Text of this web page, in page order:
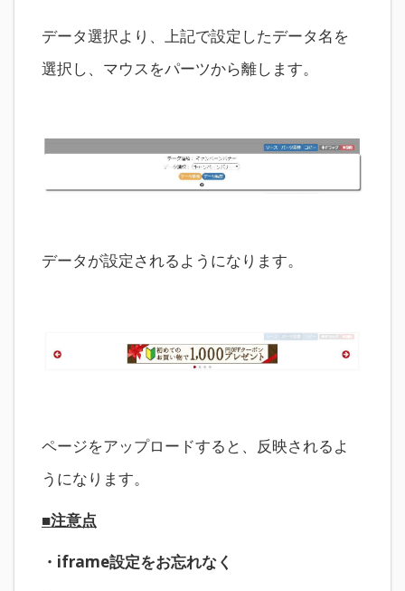
データ選択より、上記で設定したデータ名を
選択し、マウスをパーツから離します。
データが設定されるようになります。
ページをアップロードすると、反映されるよ
うになります。
■注意点
・iframe設定をお忘れなく